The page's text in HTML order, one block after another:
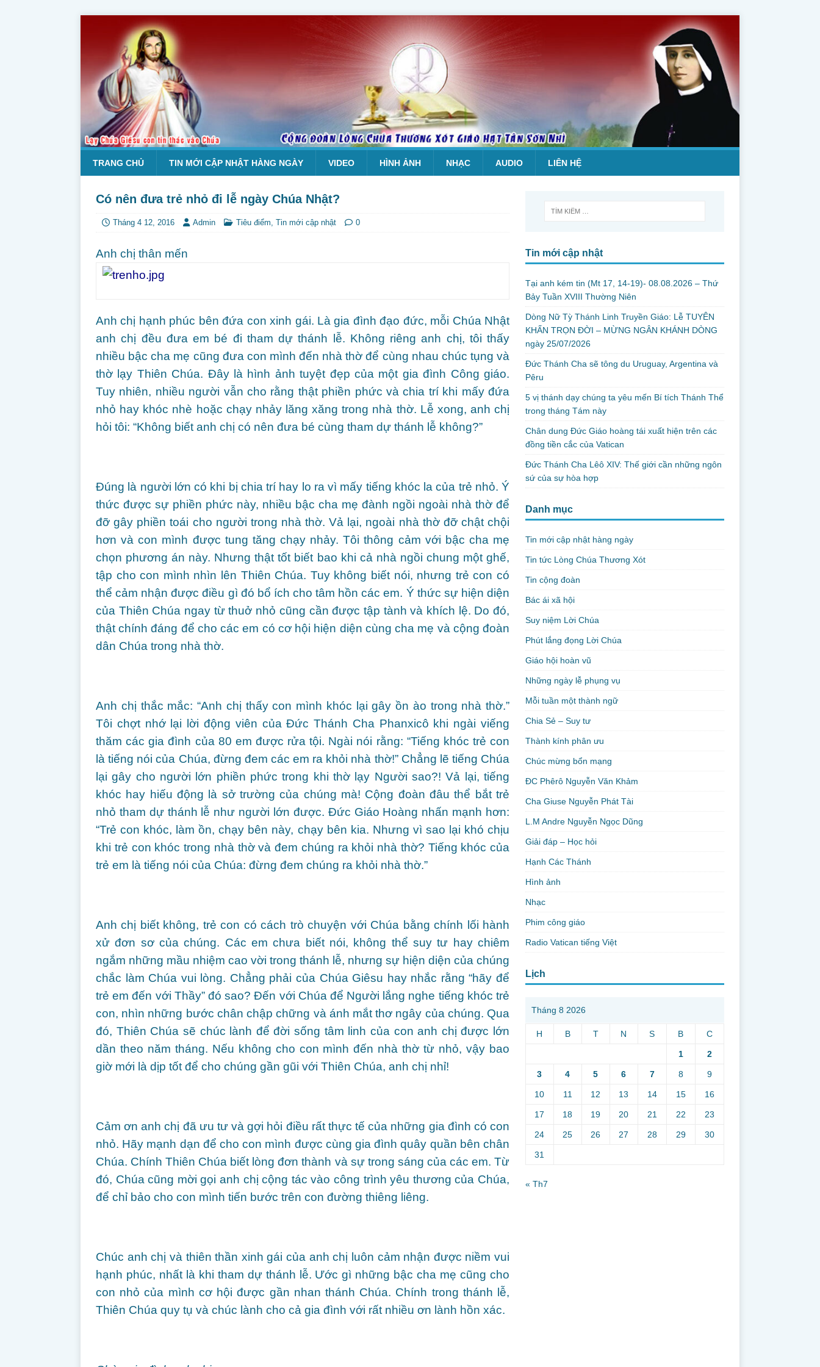
TRANG CHỦ TIN MỚI CẬP NHẬT HÀNG NGÀY VIDEO HÌNH ẢNH NHẠC AUDIO LIÊN HỆ
Có nên đưa trẻ nhỏ đi lễ ngày Chúa Nhật?
Tháng 4 12, 2016 Admin Tiêu điểm, Tin mới cập nhật 0
Anh chị thân mến
Anh chị hạnh phúc bên đứa con xinh gái. Là gia đình đạo đức, mỗi Chúa Nhật
anh chị đều đưa em bé đi tham dự thánh lễ. Không riêng anh chị, tôi thấy
nhiều bậc cha mẹ cũng đưa con mình đến nhà thờ để cùng nhau chúc tụng và
thờ lạy Thiên Chúa. Đây là hình ảnh tuyệt đẹp của một gia đình Công giáo.
Tuy nhiên, nhiều người vẫn cho rằng thật phiền phức và chia trí khi mấy đứa
nhỏ hay khóc nhè hoặc chạy nhảy lăng xăng trong nhà thờ. Lễ xong, anh chị
hỏi tôi: “Không biết anh chị có nên đưa bé cùng tham dự thánh lễ không?”
Đúng là người lớn có khi bị chia trí hay lo ra vì mấy tiếng khóc la của trẻ nhỏ. Ý
thức được sự phiền phức này, nhiều bậc cha mẹ đành ngồi ngoài nhà thờ để
đỡ gây phiền toái cho người trong nhà thờ. Vả lại, ngoài nhà thờ đỡ chật chội
hơn và con mình được tung tăng chạy nhảy. Tôi thông cảm với bậc cha mẹ
chọn phương án này. Nhưng thật tốt biết bao khi cả nhà ngồi chung một ghế,
tập cho con mình nhìn lên Thiên Chúa. Tuy không biết nói, nhưng trẻ con có
thể cảm nhận được điều gì đó bổ ích cho tâm hồn các em. Ý thức sự hiện diện
của Thiên Chúa ngay từ thuở nhỏ cũng cần được tập tành và khích lệ. Do đó,
thật chính đáng để cho các em có cơ hội hiện diện cùng cha mẹ và cộng đoàn
dân Chúa trong nhà thờ.
Anh chị thắc mắc: “Anh chị thấy con mình khóc lại gây ồn ào trong nhà thờ.”
Tôi chợt nhớ lại lời động viên của Đức Thánh Cha Phanxicô khi ngài viếng
thăm các gia đình của 80 em được rửa tội. Ngài nói rằng: “Tiếng khóc trẻ con
là tiếng nói của Chúa, đừng đem các em ra khỏi nhà thờ!” Chẳng lẽ tiếng Chúa
lại gây cho người lớn phiền phức trong khi thờ lạy Người sao?! Vả lại, tiếng
khóc hay hiếu động là sở trường của chúng mà! Cộng đoàn đâu thể bắt trẻ
nhỏ tham dự thánh lễ như người lớn được. Đức Giáo Hoàng nhấn mạnh hơn:
“Trẻ con khóc, làm ồn, chạy bên này, chạy bên kia. Nhưng vì sao lại khó chịu
khi trẻ con khóc trong nhà thờ và đem chúng ra khỏi nhà thờ? Tiếng khóc của
trẻ em là tiếng nói của Chúa: đừng đem chúng ra khỏi nhà thờ.”
Anh chị biết không, trẻ con có cách trò chuyện với Chúa bằng chính lối hành
xử đơn sơ của chúng. Các em chưa biết nói, không thể suy tư hay chiêm
ngắm những mầu nhiệm cao vời trong thánh lễ, nhưng sự hiện diện của chúng
chắc làm Chúa vui lòng. Chẳng phải của Chúa Giêsu hay nhắc rằng “hãy để
trẻ em đến với Thầy” đó sao? Đến với Chúa để Người lắng nghe tiếng khóc trẻ
con, nhìn những bước chân chập chững và ánh mắt thơ ngây của chúng. Qua
đó, Thiên Chúa sẽ chúc lành để đời sống tâm linh của con anh chị được lớn
dần theo năm tháng. Nếu không cho con mình đến nhà thờ từ nhỏ, vậy bao
giờ mới là dịp tốt để cho chúng gần gũi với Thiên Chúa, anh chị nhỉ!
Cảm ơn anh chị đã ưu tư và gợi hỏi điều rất thực tế của những gia đình có con
nhỏ. Hãy mạnh dạn để cho con mình được cùng gia đình quây quần bên chân
Chúa. Chính Thiên Chúa biết lòng đơn thành và sự trong sáng của các em. Từ
đó, Chúa cũng mời gọi anh chị cộng tác vào công trình yêu thương của Chúa,
để chỉ bảo cho con mình tiến bước trên con đường thiêng liêng.
Chúc anh chị và thiên thần xinh gái của anh chị luôn cảm nhận được niềm vui
hạnh phúc, nhất là khi tham dự thánh lễ. Ước gì những bậc cha mẹ cũng cho
con nhỏ của mình cơ hội được gần nhan thánh Chúa. Chính trong thánh lễ,
Thiên Chúa quy tụ và chúc lành cho cả gia đình với rất nhiều ơn lành hồn xác.
Tin mới cập nhật
Tại anh kém tin (Mt 17, 14-19)- 08.08.2026 – Thứ
Bảy Tuần XVIII Thường Niên
Dòng Nữ Tỳ Thánh Linh Truyền Giáo: Lễ TUYÊN
KHẤN TRỌN ĐỜI – MỪNG NGÂN KHÁNH DÒNG
ngày 25/07/2026
Đức Thánh Cha sẽ tông du Uruguay, Argentina và
Pêru
5 vị thánh dạy chúng ta yêu mến Bí tích Thánh Thể
trong tháng Tám này
Chân dung Đức Giáo hoàng tái xuất hiện trên các
đồng tiền cắc của Vatican
Đức Thánh Cha Lêô XIV: Thế giới cần những ngôn
sứ của sự hòa hợp
Danh mục
Tin mới cập nhật hàng ngày
Tin tức Lòng Chúa Thương Xót
Tin cộng đoàn
Bác ái xã hội
Suy niệm Lời Chúa
Phút lắng đọng Lời Chúa
Giáo hội hoàn vũ
Những ngày lễ phụng vụ
Mỗi tuần một thành ngữ
Chia Sẻ – Suy tư
Thành kính phân ưu
Chúc mừng bổn mạng
ĐC Phêrô Nguyễn Văn Khảm
Cha Giuse Nguyễn Phát Tài
L.M Andre Nguyễn Ngọc Dũng
Giải đáp – Học hỏi
Hạnh Các Thánh
Hình ảnh
Nhạc
Phim công giáo
Radio Vatican tiếng Việt
Lịch
Tháng 8 2026
H B T N S B C
1 2
3 4 5 6 7 8 9
10 11 12 13 14 15 16
17 18 19 20 21 22 23
24 25 26 27 28 29 30
31
« Th7